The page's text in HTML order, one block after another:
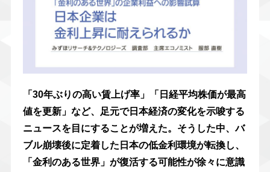
「30年ぶりの高い賃上げ率」「日経平均株価が最高
値を更新」など、足元で日本経済の変化を示唆する
ニュースを目にすることが増えた。そうした中、バ
ブル崩壊後に定着した日本の低金利環境が転換し、
「金利のある世界」が復活する可能性が徐々に意識